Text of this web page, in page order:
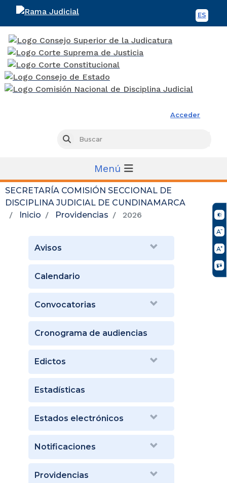
ES
Acceder
Buscar
Menú
SECRETARÍA COMISIÓN SECCIONAL DE
DISCIPLINA JUDICIAL DE CUNDINAMARCA
Inicio
Providencias 2026
Avisos
Calendario
Convocatorias
Cronograma de audiencias
Edictos
Estadísticas
Estados electrónicos
Notificaciones
Providencias